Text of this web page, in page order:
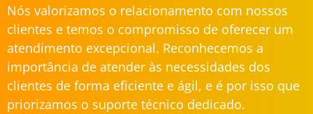
Nós valorizamos o relacionamento com nossos
clientes e temos o compromisso de oferecer um
atendimento excepcional. Reconhecemos a
importância de atender às necessidades dos
clientes de forma eficiente e ágil, e é por isso que
priorizamos o suporte técnico dedicado.